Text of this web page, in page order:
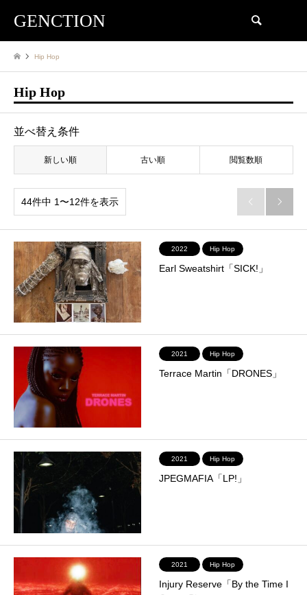
GENCTION
Hip Hop
Hip Hop
並べ替え条件
新しい順 古い順 閲覧数順
44件中 1〜12件を表示  
2022 Hip Hop
Earl Sweatshirt「SICK!」
2021 Hip Hop
Terrace Martin「DRONES」
2021 Hip Hop
JPEGMAFIA「LP!」
2021 Hip Hop
Injury Reserve「By the Time I